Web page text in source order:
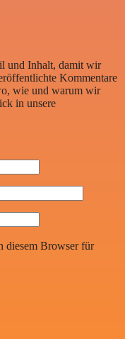
und Inhalt, damit wir
Kommentare
wie und warum wir
in unsere
diesem Browser für